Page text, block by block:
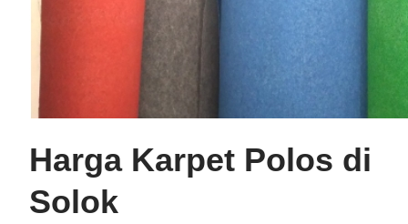
Harga Karpet Polos di
Solok